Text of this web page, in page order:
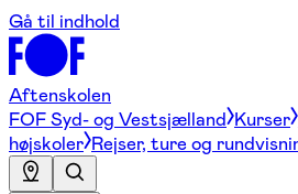
Gå til indhold
Aftenskolen
FOF Syd- og Vestsjælland Kurser
højskoler Rejser, ture og